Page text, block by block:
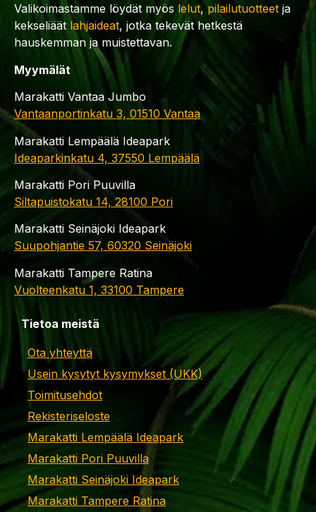
Valikoimastamme löydät myös lelut,pilailutuotteet ja
kekseliäät lahjaideat, jotka tekevät hetkestä
hauskemman ja muistettavan.
Myymälät
Marakatti Vantaa Jumbo
Vantaanportinkatu 3, 01510 Vantaa
Marakatti Lempäälä Ideapark
Ideaparkinkatu 4, 37550 Lempäälä
Marakatti Pori Puuvilla
Siltapuistokatu 14, 28100 Pori
Marakatti Seinäjoki Ideapark
Suupohjantie 57, 60320 Seinäjoki
Marakatti Tampere Ratina
Vuolteenkatu 1, 33100 Tampere
Tietoa meistä
Ota yhteyttä
Usein kysytyt kysymykset (UKK)
Toimitusehdot
Rekisteriseloste
Marakatti Lempäälä Ideapark
Marakatti Pori Puuvilla
Marakatti Seinäjoki Ideapark
Marakatti Tampere Ratina